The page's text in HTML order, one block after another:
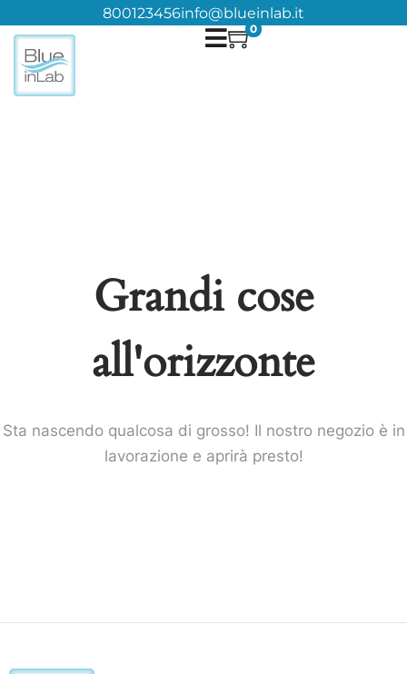
800123456info@blueinlab.it
0
Grandi cose
all'orizzonte
Sta nascendo qualcosa di grosso! Il nostro negozio è in
lavorazione e aprirà presto!